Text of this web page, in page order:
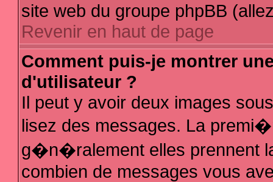
site web du groupe phpBB
Revenir en haut de page
Comment puis-je montrer
d'utilisateur ?
Il peut y avoir deux images
lisez des messages. La
g�n�ralement elles prennent
combien de messages vous